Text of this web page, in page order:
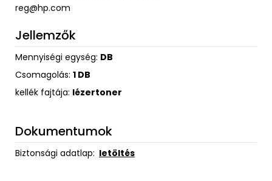
reg@hp.com
Jellemzők
Mennyiségi egység: DB
Csomagolás: 1 DB
kellék fajtája: lézertoner
Dokumentumok
Biztonsági adatlap: letöltés